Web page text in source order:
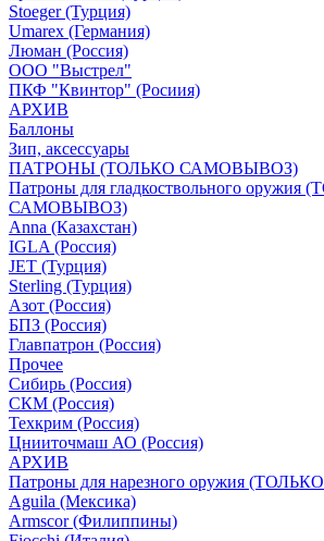
Stoeger (Турция)
Umarex (Германия)
Люман (Россия)
ООО "Выстрел"
ПКФ "Квинтор" (Росиия)
АРХИВ
Баллоны
Зип, аксессуары
ПАТРОНЫ (ТОЛЬКО САМОВЫВОЗ)
Патроны для гладкоствольного оружия
САМОВЫВОЗ)
Anna (Казахстан)
IGLA (Россия)
JET (Турция)
Sterling (Турция)
Азот (Россия)
БПЗ (Россия)
Главпатрон (Россия)
Прочее
Сибирь (Россия)
СКМ (Россия)
Техкрим (Россия)
Цнииточмаш АО (Россия)
АРХИВ
Патроны для нарезного оружия
Aguila (Мексика)
Armscor (Филиппины)